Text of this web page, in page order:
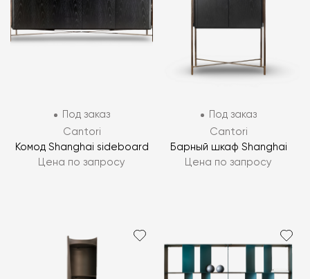
Под заказ
Cantori
Комод Shanghai sideboard
Цена по запросу
Под заказ
Cantori
Барный шкаф Shanghai
Цена по запросу